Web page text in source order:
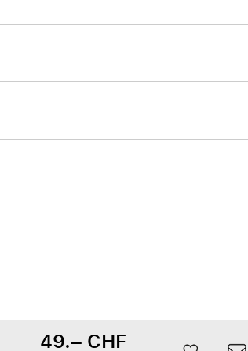
49.– CHF